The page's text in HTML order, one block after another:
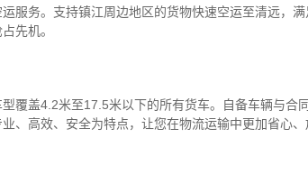
服务。支持镇江周边地区的货物快速空运至清远，
先机。
覆盖4.2米至17.5米以下的所有货车。自备车辆与合
、高效、安全为特点，让您在物流运输中更加省心、